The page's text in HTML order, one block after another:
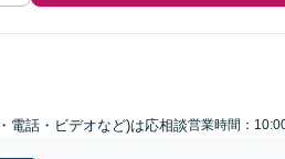
電話・ビデオなど)は応相談営業時間：